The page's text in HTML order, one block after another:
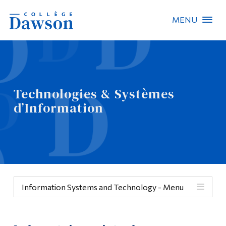
MENU
Technologies & Systèmes
d’Information
Information Systems and Technology - Menu
Recherche sur le site
Recherche de personnes
EN
Omnivox
Liens rapides